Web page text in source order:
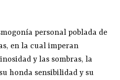
personal poblada de
en la cual imperan
y las sombras, la
honda sensibilidad y su